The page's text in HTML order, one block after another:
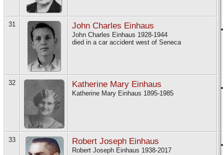
31 John Charles Einhaus
John Charles Einhaus 1928-1944
died in a car accident west of Seneca
32 Katherine Mary Einhaus
Katherine Mary Einhaus 1895-1985
33 Robert Joseph Einhaus
Robert Joseph Einhaus 1938-2017